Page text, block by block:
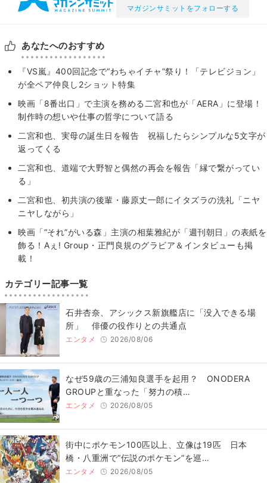
マガジンサミットをフォローする
あなたへのおすすめ
『VS嵐』400回記念で“わちゃイチャ”祭り！「テレビジョン」
が全ペア仲良し2ショット特集
映画「8番出口」で主演を務める二宮和也が「AERA」に登場！
制作時の想いや仕事の哲学について語る
二宮和也、実母の誕生日を報告 祝福したらシンプルな5文字が
返ってくる
二宮和也、道端で大野智と偶然の再会を報告「縁で繋がってい
る」
二宮和也、初共演の後輩・藤原丈一郎にイタズラの洗礼「ニヤ
ニヤしながら」
映画「“それ”がいる森」主演の相葉雅紀が「週刊朝日」の表紙を
飾る！Aぇ! Group・正門良規のグラビア＆インタビューも掲
載！
カテゴリー記事一覧
石井杏奈、アシックス新旗艦店に「没入できる場
所」 俳優の役作りとの共通点
エンタメ 2026/08/06
なぜ59歳の三浦知良選手を起用？ ONODERA
GROUPと重なった「努力の積…
エンタメ 2026/08/05
街中にポケモン100匹以上、立像は19匹 日本
橋・八重洲で“伝説のポケモン”を巡…
エンタメ 2026/08/05